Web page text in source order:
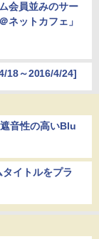
会員並みのサー
ネットカフェ」
18～2016/4/24]
音性の高いBlu
イトルをプラ